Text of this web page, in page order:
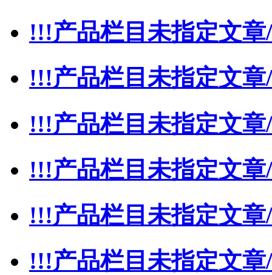
!!!产品栏目未指定文
!!!产品栏目未指定文
!!!产品栏目未指定文
!!!产品栏目未指定文
!!!产品栏目未指定文
!!!产品栏目未指定文